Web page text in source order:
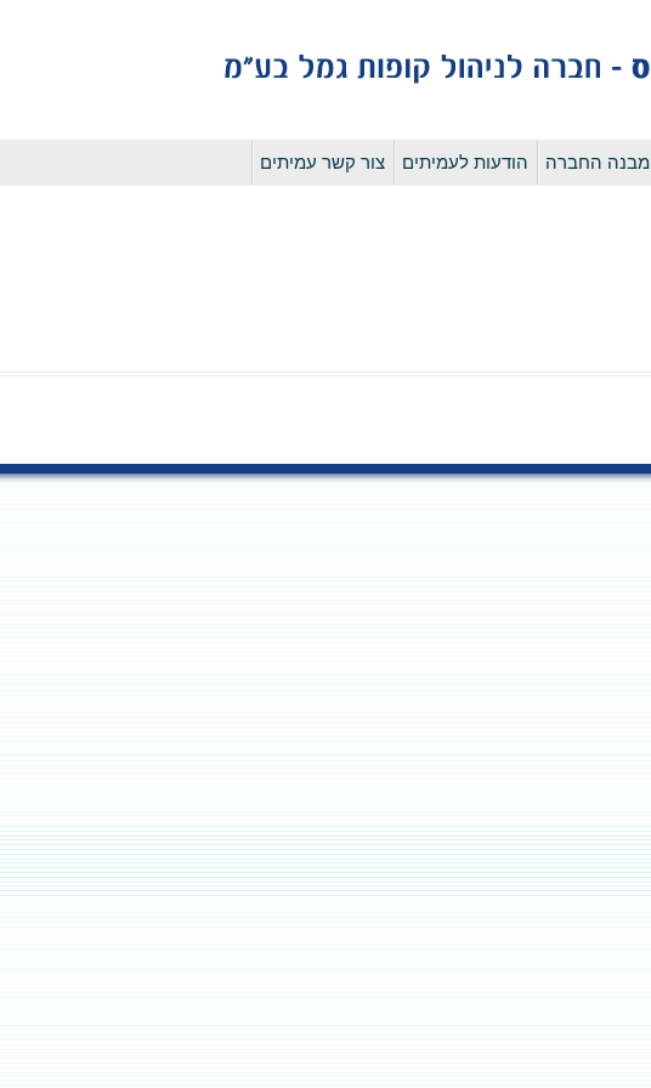
לדלג
מבנה החברה הודעות לעמיתים צור קשר עמיתים